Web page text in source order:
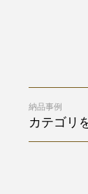
納品事例
カテゴリ